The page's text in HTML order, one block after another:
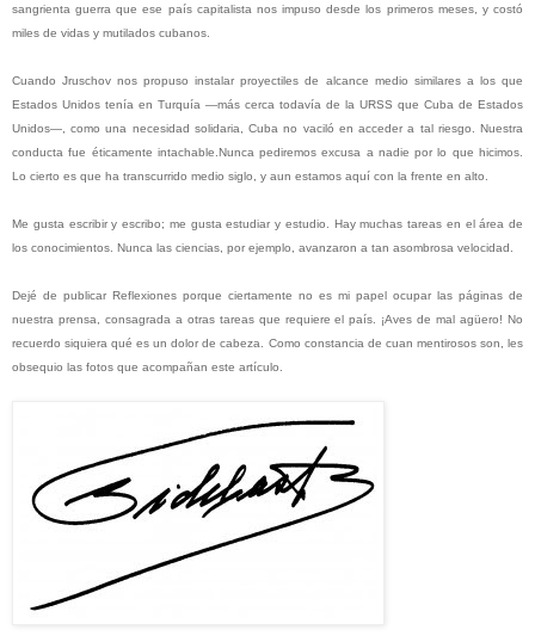
sangrienta guerra que ese país capitalista nos impuso desde los primeros meses, y costó
miles de vidas y mutilados cubanos.
Cuando Jruschov nos propuso instalar proyectiles de alcance medio similares a los que
Estados Unidos tenía en Turquía —más cerca todavía de la URSS que Cuba de Estados
Unidos—, como una necesidad solidaria, Cuba no vaciló en acceder a tal riesgo. Nuestra
conducta fue éticamente intachable.Nunca pediremos excusa a nadie por lo que hicimos.
Lo cierto es que ha transcurrido medio siglo, y aun estamos aquí con la frente en alto.
Me gusta escribir y escribo; me gusta estudiar y estudio. Hay muchas tareas en el área de
los conocimientos. Nunca las ciencias, por ejemplo, avanzaron a tan asombrosa velocidad.
Dejé de publicar Reflexiones porque ciertamente no es mi papel ocupar las páginas de
nuestra prensa, consagrada a otras tareas que requiere el país. ¡Aves de mal agüero! No
recuerdo siquiera qué es un dolor de cabeza. Como constancia de cuan mentirosos son, les
obsequio las fotos que acompañan este artículo.